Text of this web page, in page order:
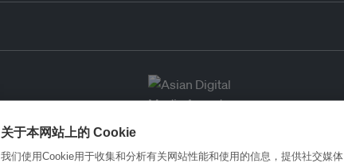
关于本网站上的 Cookie
我们使用Cookie用于收集和分析有关网站性能和使用的信息，提供社交媒体